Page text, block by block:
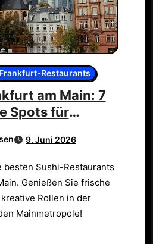
Frankfurt-Restaurants
am Main: 7
Spots für
9. Juni 2026
Genießen Sie frische
Rollen in der
Mainmetropole!